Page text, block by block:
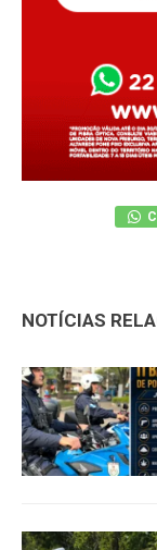
NOTÍCIAS